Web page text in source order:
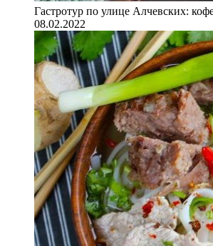
Гастротур по улице Алчевских:
08.02.2022